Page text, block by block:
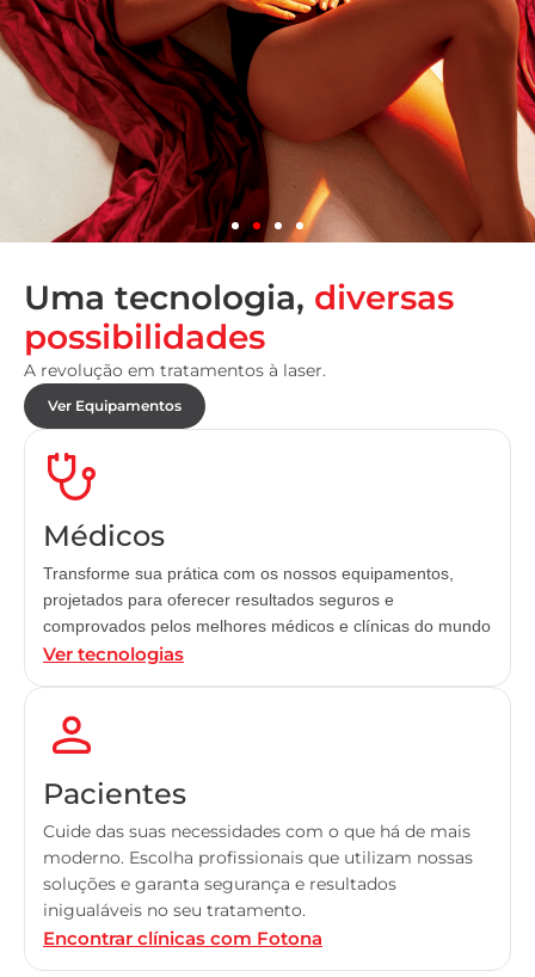
Saiba mais
Uma tecnologia, diversas
possibilidades
A revolução em tratamentos à laser.
Ver Equipamentos
Médicos
Transforme sua prática com os nossos equipamentos,
projetados para oferecer resultados seguros e
comprovados pelos melhores médicos e clínicas do mundo
Ver tecnologias
Pacientes
Cuide das suas necessidades com o que há de mais
moderno. Escolha profissionais que utilizam nossas
soluções e garanta segurança e resultados
inigualáveis no seu tratamento.
Encontrar clínicas com Fotona